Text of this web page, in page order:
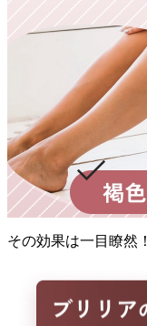
その効果は一目瞭然！